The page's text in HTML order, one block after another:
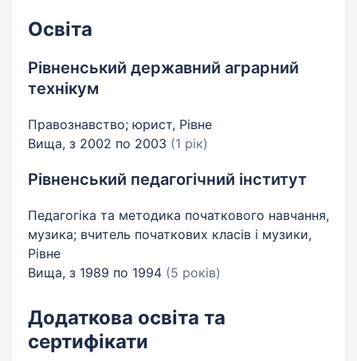
Освіта
Рівненський державний аграрний
технікум
Правознавство; юрист, Рівне
Вища, з 2002 по 2003 (1 рік)
Рівненський педагогічний інститут
Педагогіка та методика початкового навчання,
музика; вчитель початкових класів і музики,
Рівне
Вища, з 1989 по 1994 (5 років)
Додаткова освіта та
сертифікати